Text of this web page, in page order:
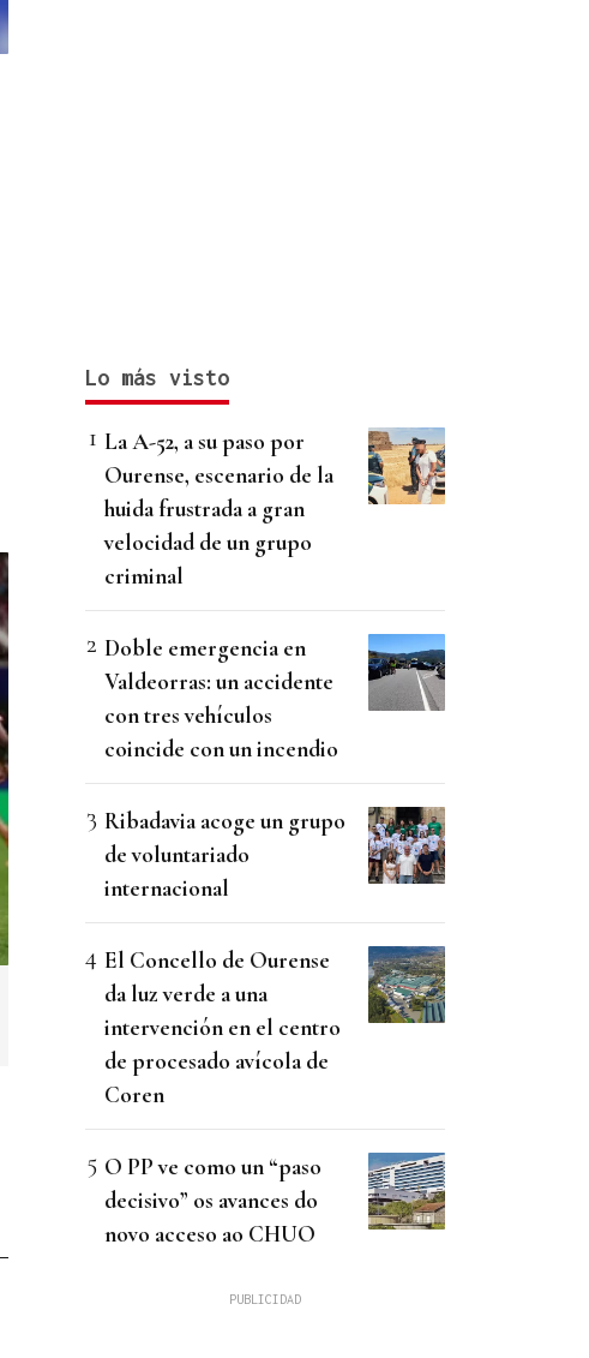
Lo más visto
La A-52, a su paso por
Ourense, escenario de la
huida frustrada a gran
velocidad de un grupo
criminal
Doble emergencia en
Valdeorras: un accidente
con tres vehículos
coincide con un incendio
Ribadavia acoge un grupo
de voluntariado
internacional
El Concello de Ourense
da luz verde a una
intervención en el centro
de procesado avícola de
Coren
O PP ve como un “paso
decisivo” os avances do
novo acceso ao CHUO